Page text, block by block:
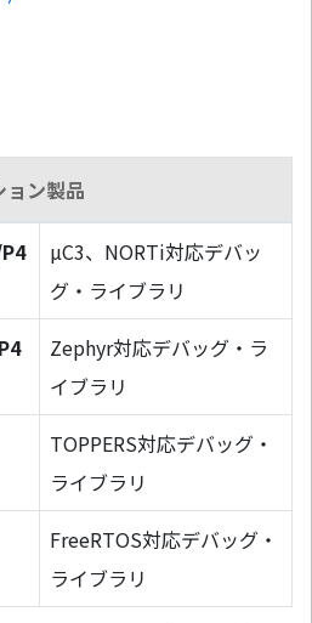
ョン製品
µC3、NORTi対応デバッ
グ・ライブラリ
Zephyr対応デバッグ・ラ
イブラリ
TOPPERS対応デバッグ・
ライブラリ
FreeRTOS対応デバッグ・
ライブラリ